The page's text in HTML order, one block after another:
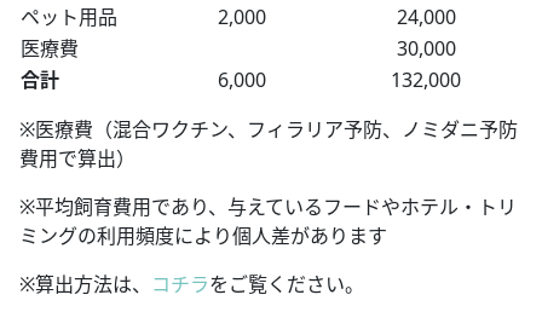
ペット用品
2,000
24,000
医療費
30,000
合計
6,000
132,000
※医療費（混合ワクチン、フィラリア予防、ノミダニ予防
費用で算出）
※平均飼育費用であり、与えているフードやホテル・トリ
ミングの利用頻度により個人差があります
※算出方法は、 コチラをご覧ください。